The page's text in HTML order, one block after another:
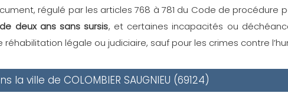
régulé par les articles 768 à 781 du Code de procédure
deux ans sans sursis, et certaines incapacités ou
légale ou judiciaire, sauf pour les crimes contre
ville de COLOMBIER SAUGNIEU (69124)